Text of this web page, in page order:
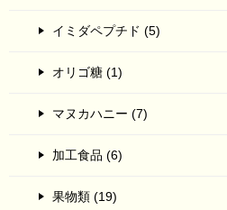
イミダペプチド (5)
オリゴ糖 (1)
マヌカハニー (7)
加工食品 (6)
果物類 (19)